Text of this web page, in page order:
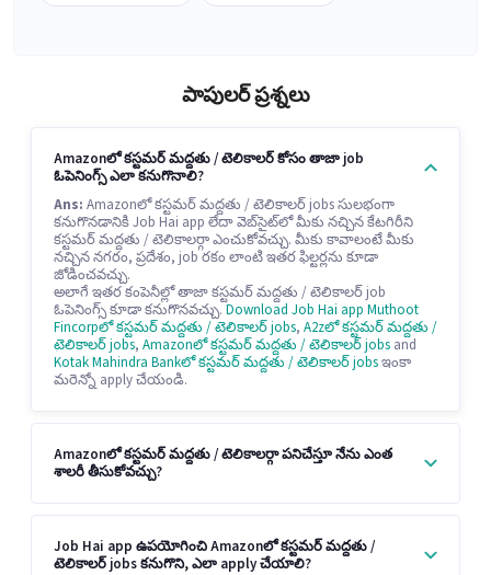
పాపులర్ ప్రశ్నలు
Amazonలో కస్టమర్ మద్దతు / టెలికాలర్ కోసం తాజా job
ఓపెనింగ్స్ ఎలా కనుగొనాలి?
Ans: Amazonలో కస్టమర్ మద్దతు / టెలికాలర్ jobs సులభంగా
కనుగొనడానికి Job Hai app లేదా వెబ్‌సైట్‌లో మీకు నచ్చిన కేటగిరీని
కస్టమర్ మద్దతు / టెలికాలర్గా ఎంచుకోవచ్చు. మీకు కావాలంటే మీకు
నచ్చిన నగరం, ప్రదేశం, job రకం లాంటి ఇతర ఫిల్టర్లను కూడా
జోడించవచ్చు.
అలాగే ఇతర కంపెనీల్లో తాజా కస్టమర్ మద్దతు / టెలికాలర్ job
ఓపెనింగ్స్ కూడా కనుగొనవచ్చు. Download Job Hai app Muthoot
Fincorpలో కస్టమర్ మద్దతు / టెలికాలర్ jobs, A2zలో కస్టమర్ మద్దతు /
టెలికాలర్ jobs, Amazonలో కస్టమర్ మద్దతు / టెలికాలర్ jobs and
Kotak Mahindra Bankలో కస్టమర్ మద్దతు / టెలికాలర్ jobsఇంకా
మరెన్నో apply చేయండి.
Amazonలో కస్టమర్ మద్దతు / టెలికాలర్గా పనిచేస్తూ నేను ఎంత
శాలరీ తీసుకోవచ్చు?
Job Hai app ఉపయోగించి Amazonలో కస్టమర్ మద్దతు /
టెలికాలర్ jobs కనుగొని, ఎలా apply చేయాలి?